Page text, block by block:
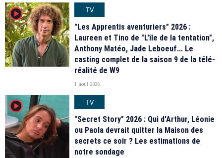
player2
TV
"Les Apprentis aventuriers" 2026 :
Laureen et Tino de "L'île de la tentation",
Anthony Matéo, Jade Leboeuf... Le
casting complet de la saison 9 de la télé-
réalité de W9
1 août 2026
player2
TV
"Secret Story" 2026 : Qui d'Arthur, Léonie
ou Paola devrait quitter la Maison des
secrets ce soir ? Les estimations de
notre sondage